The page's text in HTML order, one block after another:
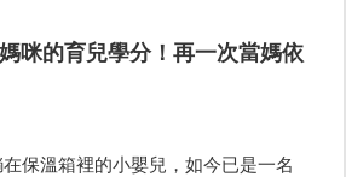
咪的育兒學分！再一次當媽依
保溫箱裡的小嬰兒，如今已是一名